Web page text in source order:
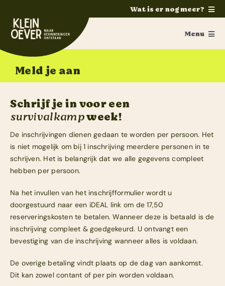
naar
inhoud
Wat is er nog meer?
Home
Trouwen
Groepsaccommodatie
Survivalkamp
Manege
Schoolkamp
Zakelijk
Contact
Menu
Activiteiten
Ouders/verzorgers
Fotoalbum
Vakanties
Webshop
Meld je aan
Meld je aan
Schrijf je in voor een
survivalkampweek!
De inschrijvingen dienen gedaan te worden per persoon. Het
is niet mogelijk om bij 1 inschrijving meerdere personen in te
schrijven. Het is belangrijk dat we alle gegevens compleet
hebben per persoon.
Na het invullen van het inschrijfformulier wordt u
doorgestuurd naar een iDEAL link om de 17,50
reserveringskosten te betalen. Wanneer deze is betaald is de
inschrijving compleet & goedgekeurd. U ontvangt een
bevestiging van de inschrijving wanneer alles is voldaan.
De overige betaling vindt plaats op de dag van aankomst.
Dit kan zowel contant of per pin worden voldaan.